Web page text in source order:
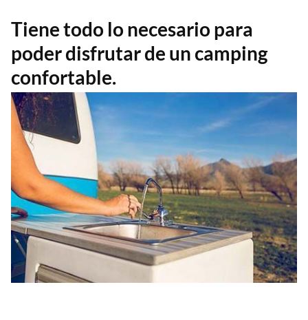
Tiene todo lo necesario para
poder disfrutar de un camping
confortable.